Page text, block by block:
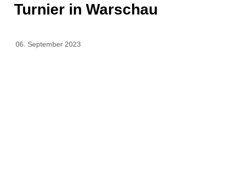
Turnier in Warschau
06. September 2023